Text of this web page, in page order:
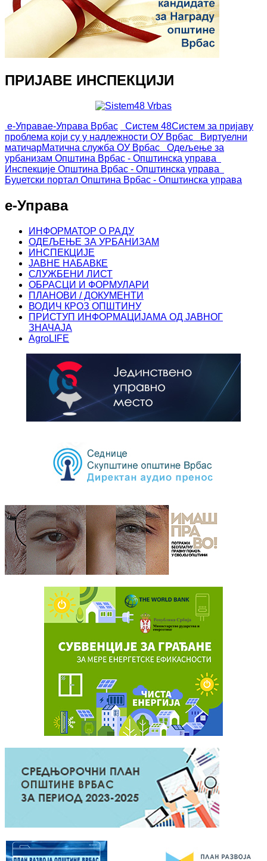
ПРИЈАВЕ ИНСПЕКЦИЈИ
е-Управае-Управа Врбас Систем 48Систем за пријаву
проблема који су у надлежности ОУ Врбас
Виртуелни
матичарМатична служба ОУ Врбас
Одељење за
урбанизам Општина Врбас - Општинска управа
Инспекције Општина Врбас - Општинска управа
Буџетски портал Општина Врбас - Општинска управа
е-Управа
ИНФОРМАТОР О РАДУ
ОДЕЉЕЊЕ ЗА УРБАНИЗАМ
ИНСПЕКЦИЈЕ
ЈАВНЕ НАБАВКЕ
СЛУЖБЕНИ ЛИСТ
ОБРАСЦИ И ФОРМУЛАРИ
ПЛАНОВИ / ДОКУМЕНТИ
ВОДИЧ КРОЗ ОПШТИНУ
ПРИСТУП ИНФОРМАЦИЈАМА ОД ЈАВНОГ
ЗНАЧАЈА
AgroLIFE